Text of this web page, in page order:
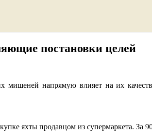
постановки целей
мишеней напрямую влияет на их
яхты продавцом из супермаркета. За